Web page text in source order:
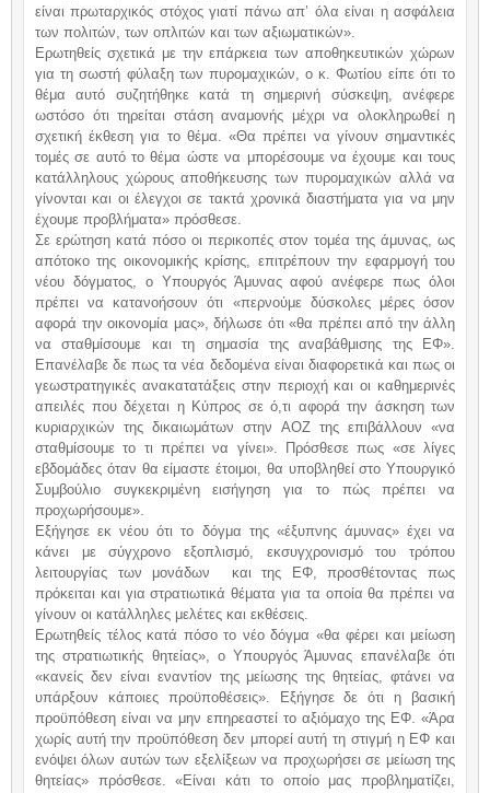
είναι πρωταρχικός στόχος γιατί πάνω απ’ όλα είναι η ασφάλεια
των πολιτών, των οπλιτών και των αξιωματικών».
Ερωτηθείς σχετικά με την επάρκεια των αποθηκευτικών χώρων
για τη σωστή φύλαξη των πυρομαχικών, ο κ. Φωτίου είπε ότι το
θέμα αυτό συζητήθηκε κατά τη σημερινή σύσκεψη, ανέφερε
ωστόσο ότι τηρείται στάση αναμονής μέχρι να ολοκληρωθεί η
σχετική έκθεση για το θέμα. «Θα πρέπει να γίνουν σημαντικές
τομές σε αυτό το θέμα ώστε να μπορέσουμε να έχουμε και τους
κατάλληλους χώρους αποθήκευσης των πυρομαχικών αλλά να
γίνονται και οι έλεγχοι σε τακτά χρονικά διαστήματα για να μην
έχουμε προβλήματα» πρόσθεσε.
Σε ερώτηση κατά πόσο οι περικοπές στον τομέα της άμυνας, ως
απότοκο της οικονομικής κρίσης, επιτρέπουν την εφαρμογή του
νέου δόγματος, ο Υπουργός Άμυνας αφού ανέφερε πως όλοι
πρέπει να κατανοήσουν ότι «περνούμε δύσκολες μέρες όσον
αφορά την οικονομία μας», δήλωσε ότι «θα πρέπει από την άλλη
να σταθμίσουμε και τη σημασία της αναβάθμισης της ΕΦ».
Επανέλαβε δε πως τα νέα δεδομένα είναι διαφορετικά και πως οι
γεωστρατηγικές ανακατατάξεις στην περιοχή και οι καθημερινές
απειλές που δέχεται η Κύπρος σε ό,τι αφορά την άσκηση των
κυριαρχικών της δικαιωμάτων στην ΑΟΖ της επιβάλλουν «να
σταθμίσουμε το τι πρέπει να γίνει». Πρόσθεσε πως «σε λίγες
εβδομάδες όταν θα είμαστε έτοιμοι, θα υποβληθεί στο Υπουργικό
Συμβούλιο συγκεκριμένη εισήγηση για το πώς πρέπει να
προχωρήσουμε».
Εξήγησε εκ νέου ότι το δόγμα της «έξυπνης άμυνας» έχει να
κάνει με σύγχρονο εξοπλισμό, εκσυγχρονισμό του τρόπου
λειτουργίας των μονάδων και της ΕΦ, προσθέτοντας πως
πρόκειται και για στρατιωτικά θέματα για τα οποία θα πρέπει να
γίνουν οι κατάλληλες μελέτες και εκθέσεις.
Ερωτηθείς τέλος κατά πόσο το νέο δόγμα «θα φέρει και μείωση
της στρατιωτικής θητείας», ο Υπουργός Άμυνας επανέλαβε ότι
«κανείς δεν είναι εναντίον της μείωσης της θητείας, φτάνει να
υπάρξουν κάποιες προϋποθέσεις». Εξήγησε δε ότι η βασική
προϋπόθεση είναι να μην επηρεαστεί το αξιόμαχο της ΕΦ. «Άρα
χωρίς αυτή την προϋπόθεση δεν μπορεί αυτή τη στιγμή η ΕΦ και
ενόψει όλων αυτών των εξελίξεων να προχωρήσει σε μείωση της
θητείας» πρόσθεσε. «Είναι κάτι το οποίο μας προβληματίζει,